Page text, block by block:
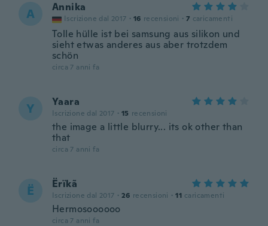
A Annika
Iscrizione dal 2017 · 16 recensioni · 7 caricamenti
Tolle hülle ist bei samsung aus silikon und
sieht etwas anderes aus aber trotzdem
schön
circa 7 anni fa
Y Yaara
Iscrizione dal 2017 · 15 recensioni
the image a little blurry... its ok other than
that
circa 7 anni fa
Ë Ërïkã
Iscrizione dal 2017 · 26 recensioni · 11 caricamenti
Hermosoooooo
circa 7 anni fa